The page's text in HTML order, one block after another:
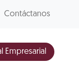
Contáctanos
Empresarial